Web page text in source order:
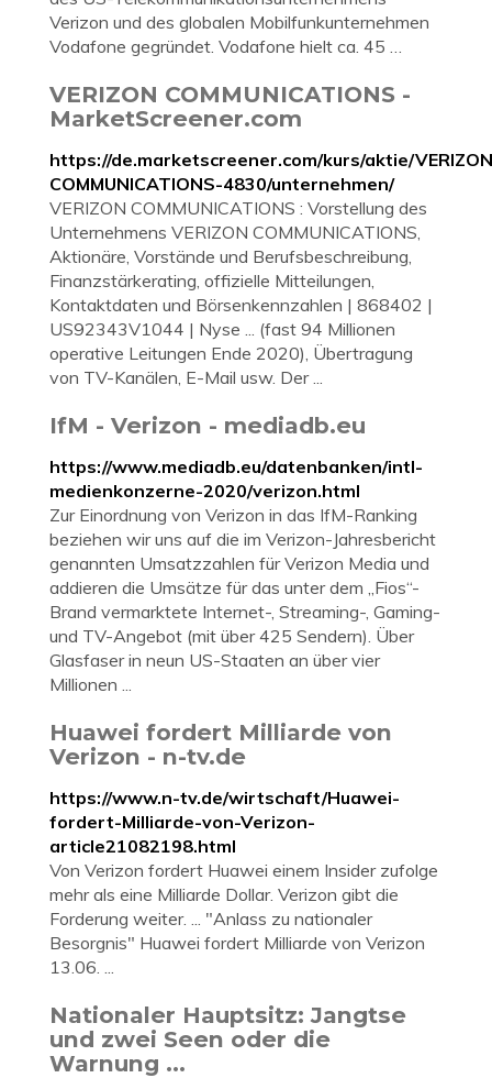
Verizon und des globalen Mobilfunkunternehmen
Vodafone gegründet. Vodafone hielt ca. 45 …
VERIZON COMMUNICATIONS -
MarketScreener.com
https://de.marketscreener.com/kurs/aktie/
COMMUNICATIONS-4830/unternehmen/
VERIZON COMMUNICATIONS : Vorstellung des
Unternehmens VERIZON COMMUNICATIONS,
Aktionäre, Vorstände und Berufsbeschreibung,
Finanzstärkerating, offizielle Mitteilungen,
Kontaktdaten und Börsenkennzahlen | 868402 |
US92343V1044 | Nyse ... (fast 94 Millionen
operative Leitungen Ende 2020), Übertragung
von TV-Kanälen, E-Mail usw. Der ...
IfM - Verizon - mediadb.eu
https://www.mediadb.eu/datenbanken/intl-
medienkonzerne-2020/verizon.html
Zur Einordnung von Verizon in das IfM-Ranking
beziehen wir uns auf die im Verizon-Jahresbericht
genannten Umsatzzahlen für Verizon Media und
addieren die Umsätze für das unter dem „Fios“-
Brand vermarktete Internet-, Streaming-, Gaming-
und TV-Angebot (mit über 425 Sendern). Über
Glasfaser in neun US-Staaten an über vier
Millionen ...
Huawei fordert Milliarde von
Verizon - n-tv.de
https://www.n-tv.de/wirtschaft/Huawei-
fordert-Milliarde-von-Verizon-
article21082198.html
Von Verizon fordert Huawei einem Insider zufolge
mehr als eine Milliarde Dollar. Verizon gibt die
Forderung weiter. ... "Anlass zu nationaler
Besorgnis" Huawei fordert Milliarde von Verizon
13.06. ...
Nationaler Hauptsitz: Jangtse
und zwei Seen oder die
Warnung ...